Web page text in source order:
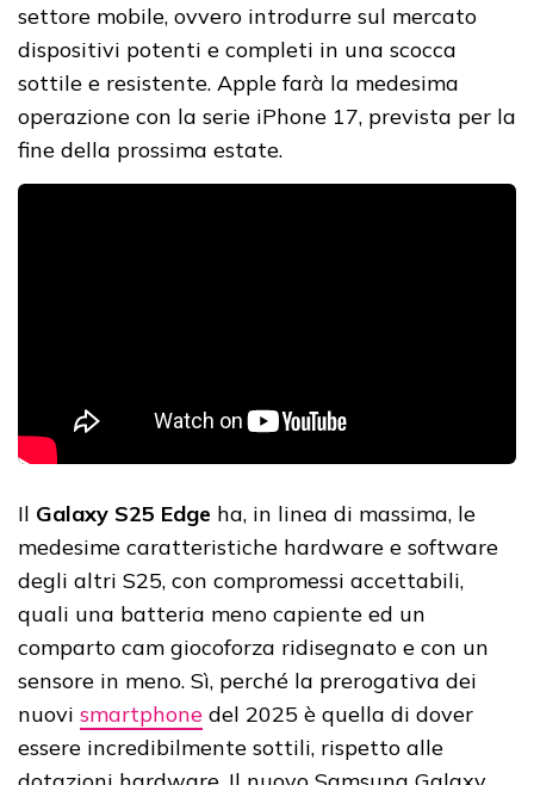
settore mobile, ovvero introdurre sul mercato
dispositivi potenti e completi in una scocca
sottile e resistente. Apple farà la medesima
operazione con la serie iPhone 17, prevista per la
fine della prossima estate.
Il Galaxy S25 Edge ha, in linea di massima, le
medesime caratteristiche hardware e software
degli altri S25, con compromessi accettabili,
quali una batteria meno capiente ed un
comparto cam giocoforza ridisegnato e con un
sensore in meno. Sì, perché la prerogativa dei
nuovi smartphone del 2025 è quella di dover
essere incredibilmente sottili, rispetto alle